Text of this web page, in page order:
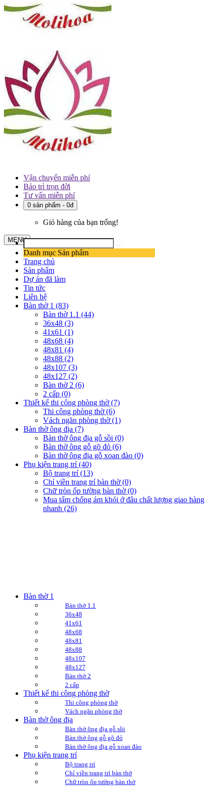
Vận chuyển miễn phí
Bảo trì trọn đời
Tư vấn miễn phí
0 sản phẩm - 0đ
Giỏ hàng của bạn trống!
MENU
Danh mục Sản phẩm
Trang chủ
Sản phẩm
Dự án đã làm
Tin tức
Liên hệ
Bàn thờ 1 (83)
Bàn thờ 1.1 (44)
36x48 (3)
41x61 (1)
48x68 (4)
48x81 (4)
48x88 (2)
48x107 (3)
48x127 (2)
Bàn thờ 2 (6)
2 cấp (0)
Thiết kế thi công phòng thờ (7)
Thi công phòng thờ (6)
Vách ngăn phòng thờ (1)
Bàn thờ ông địa (7)
Bàn thờ ông địa gỗ sồi (0)
Bàn thờ ông gỗ gõ đỏ (6)
Bàn thờ ông địa gỗ xoan đào (0)
Phụ kiện trang trí (40)
Bộ trang trí (13)
Chỉ viền trang trí bàn thờ (0)
Chữ tròn ốp tường bàn thờ (0)
Mua tấm chống ám khói ở đâu chất lượng giao hàng
nhanh (26)
Bàn thờ 1
Bàn thờ 1.1
36x48
41x61
48x68
48x81
48x88
48x107
48x127
Bàn thờ 2
2 cấp
Thiết kế thi công phòng thờ
Thi công phòng thờ
Vách ngăn phòng thờ
Bàn thờ ông địa
Bàn thờ ông địa gỗ sồi
Bàn thờ ông gỗ gõ đỏ
Bàn thờ ông địa gỗ xoan đào
Phụ kiện trang trí
Bộ trang trí
Chỉ viền trang trí bàn thờ
Chữ tròn ốp tường bàn thờ